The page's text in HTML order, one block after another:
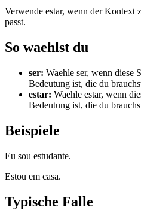
Verwende estar, wenn der Kontext
passt.
So waehlst du
ser: Waehle ser, wenn diese
Bedeutung ist, die du
estar: Waehle estar, wenn
Bedeutung ist, die du
Beispiele
Eu sou estudante.
Estou em casa.
Typische Falle